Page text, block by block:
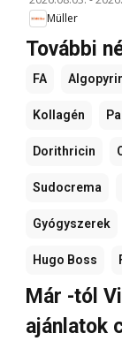
Müller
További
FA
Kollagén
Dorithricin
Sudocrema
Gyógyszerek
Hugo Boss
Már -tól
ajánlatok